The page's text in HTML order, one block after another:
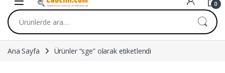
0
Ara:
Ana Sayfa Ürünler “sge” olarak etiketlendi